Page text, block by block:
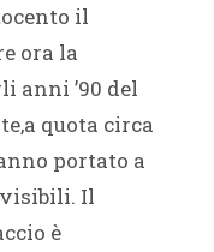
il
ora la
anni ’90 del
quota circa
portato a
Il
è